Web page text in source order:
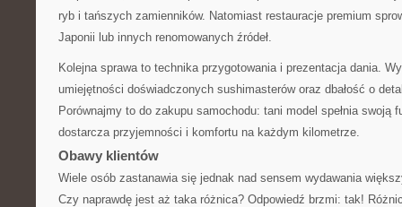
ryb i tańszych zamienników. Natomiast restauracje premium
Japonii lub innych renomowanych źródeł.
Kolejna sprawa to technika przygotowania i prezentacja dania.
umiejętności doświadczonych sushimasterów oraz dbałość o
Porównajmy to do zakupu samochodu: tani model spełnia swoją
dostarcza przyjemności i komfortu na każdym kilometrze.
Obawy klientów
Wiele osób zastanawia się jednak nad sensem wydawania
Czy naprawdę jest aż taka różnica? Odpowiedź brzmi: tak!